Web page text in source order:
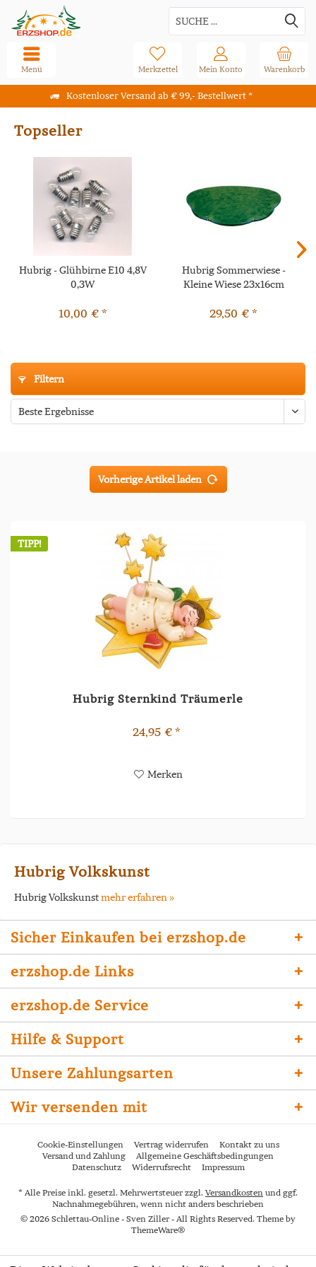
Kostenloser Versand ab € 99,- Bestellwert *
Warenkorb
Merkzettel Mein Konto
Menü
Topseller
Hubrig - Glühbirne E10 4,8V
0,3W
10,00 € *
Hubrig Sommerwiese -
Kleine Wiese 23x16cm
29,50 € *
Filtern
Vorherige Artikel laden
TIPP!
Hubrig Sternkind Träumerle
24,95 € *
Merken
Hubrig Volkskunst
Hubrig Volkskunstmehr erfahren »
Sicher Einkaufen bei erzshop.de
erzshop.de Links
erzshop.de Service
Hilfe & Support
Unsere Zahlungsarten
Wir versenden mit
Cookie-Einstellungen Vertrag widerrufen
Kontakt zu uns
Versand und Zahlung
Allgemeine Geschäftsbedingungen
Datenschutz
Widerrufsrecht Impressum
* Alle Preise inkl. gesetzl. Mehrwertsteuer zzgl. Versandkosten und ggf.
Nachnahmegebühren, wenn nicht anders beschrieben
© 2026 Schlettau-Online - Sven Ziller - All Rights Reserved. Theme by
ThemeWare®